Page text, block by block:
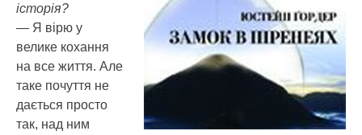
історія?
— Я вірю у
велике кохання
на все життя. Але
таке почуття не
дається просто
так, над ним